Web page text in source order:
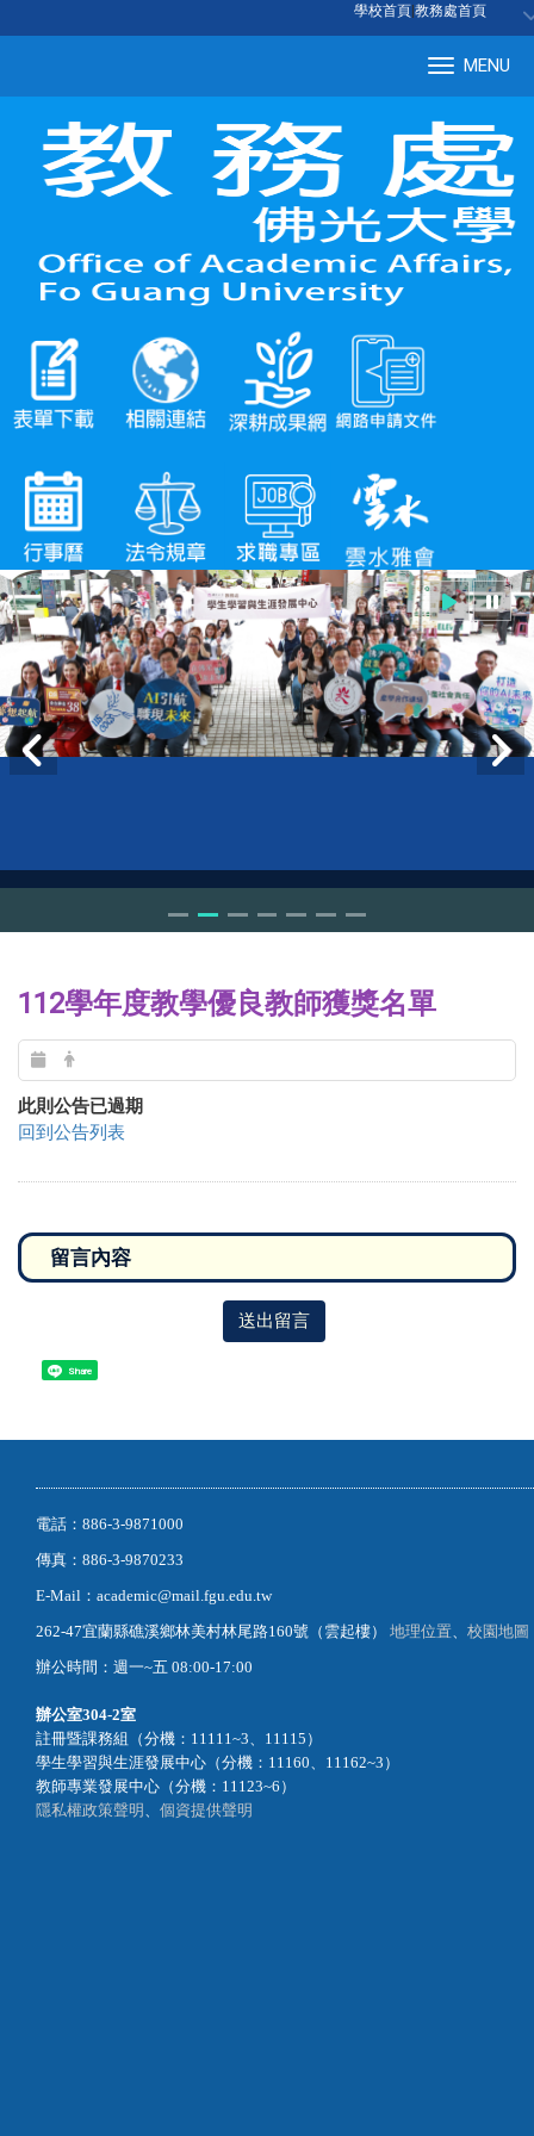
學校首頁 教務處首頁
MENU
112學年度教學優良教師獲獎名單
此則公告已過期
回到公告列表
送出留言
Share
電話：886-3-9871000
傳真：886-3-9870233
E-Mail：academic@mail.fgu.edu.tw
262-47宜蘭縣礁溪鄉林美村林尾路160號（雲起樓） 地理位置
校園地圖
辦公時間：週一~五 08:00-17:00
辦公室304-2室
註冊暨課務組（分機：11111~3、11115）
學生學習與生涯發展中心（分機：11160、11162~3）
教師專業發展中心（分機：11123~6）
隱私權政策聲明
個資提供聲明